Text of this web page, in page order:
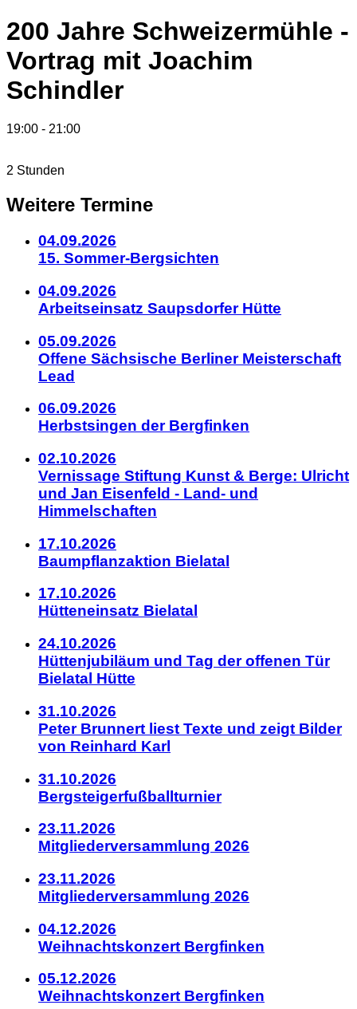
200 Jahre Schweizermühle -
Vortrag mit Joachim
Schindler
19:00 - 21:00
2 Stunden
Weitere Termine
04.09.2026
15. Sommer-Bergsichten
04.09.2026
Arbeitseinsatz Saupsdorfer Hütte
05.09.2026
Offene Sächsische Berliner Meisterschaft
Lead
06.09.2026
Herbstsingen der Bergfinken
02.10.2026
Vernissage Stiftung Kunst & Berge: Ulricht
und Jan Eisenfeld - Land- und
Himmelschaften
17.10.2026
Baumpflanzaktion Bielatal
17.10.2026
Hütteneinsatz Bielatal
24.10.2026
Hüttenjubiläum und Tag der offenen Tür
Bielatal Hütte
31.10.2026
Peter Brunnert liest Texte und zeigt Bilder
von Reinhard Karl
31.10.2026
Bergsteigerfußballturnier
23.11.2026
Mitgliederversammlung 2026
23.11.2026
Mitgliederversammlung 2026
04.12.2026
Weihnachtskonzert Bergfinken
05.12.2026
Weihnachtskonzert Bergfinken